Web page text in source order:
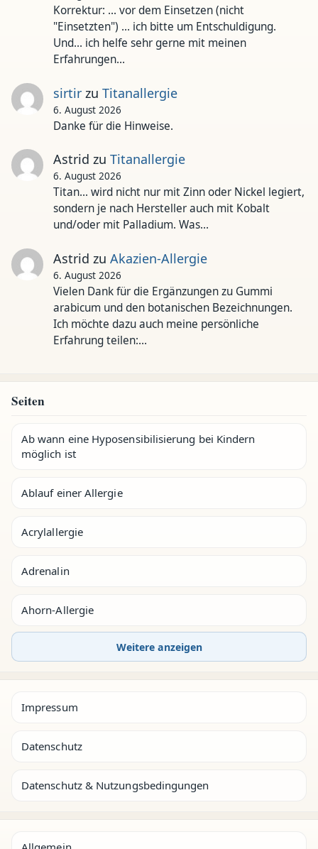
Korrektur: ... vor dem Einsetzen (nicht
"Einsetzten") ... ich bitte um Entschuldigung.
Und... ich helfe sehr gerne mit meinen
Erfahrungen…
sirtirzu Titanallergie
6. August 2026
Danke für die Hinweise.
Astrid zu Titanallergie
6. August 2026
Titan... wird nicht nur mit Zinn oder Nickel legiert,
sondern je nach Hersteller auch mit Kobalt
und/oder mit Palladium. Was…
Astrid zu Akazien-Allergie
6. August 2026
Vielen Dank für die Ergänzungen zu Gummi
arabicum und den botanischen Bezeichnungen.
Ich möchte dazu auch meine persönliche
Erfahrung teilen:…
Seiten
Ab wann eine Hyposensibilisierung bei Kindern
möglich ist
Ablauf einer Allergie
Acrylallergie
Adrenalin
Ahorn-Allergie
Weitere anzeigen
Impressum
Datenschutz
Datenschutz & Nutzungsbedingungen